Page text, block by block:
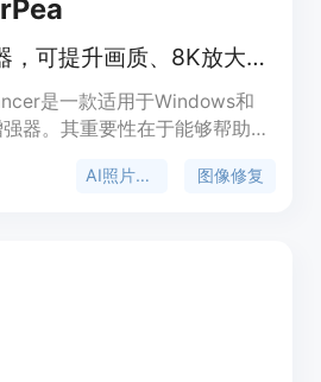
强大AI照片增强器，可提升画质、8K放大、快速修复老照片或模糊照片
是一款适用于Windows和
器。其重要性在于能够帮助用
快速修复老照片和模糊照片，
AI照片增强 图像修复